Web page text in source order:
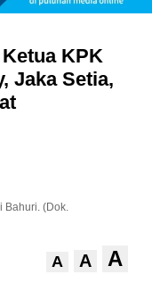
KPK
Jaka Setia,
Bahuri. (Dok.
A A A